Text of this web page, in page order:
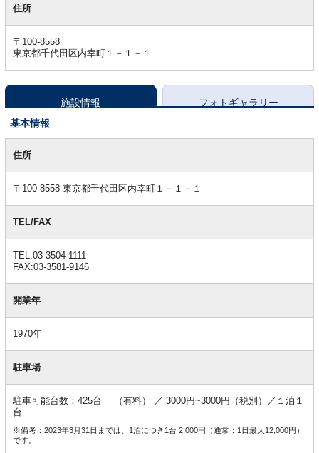
住所
〒100-8558
東京都千代田区内幸町１－１－１
施設情報
フォトギャラリー
基本情報
本住所
〒100-8558 東京都千代田区内幸町１－１－１
TEL/FAX
TEL:03-3504-1111
FAX:03-3581-9146
開業年
1970年
駐車場
駐車可能台数：425台 （有料） ／ 3000円~3000円（税別）／１泊１
台
※備考：2023年3月31日までは、1泊につき1台 2,000円（通常：1日最大12,000円）
です。